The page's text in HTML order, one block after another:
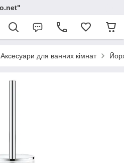
Аксесуари для ванних кімнат